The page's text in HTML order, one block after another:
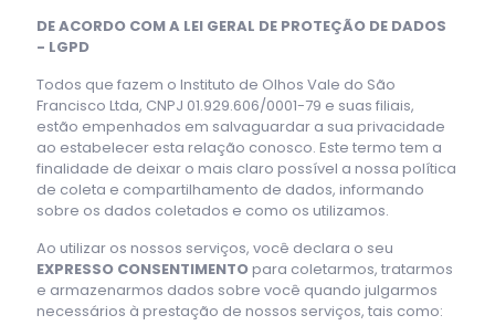
DE ACORDO COM A LEI GERAL DE PROTEÇÃO DE DADOS
- LGPD
Todos que fazem o Instituto de Olhos Vale do São
Francisco Ltda, CNPJ 01.929.606/0001-79 e suas filiais,
estão empenhados em salvaguardar a sua privacidade
ao estabelecer esta relação conosco. Este termo tem a
finalidade de deixar o mais claro possível a nossa política
de coleta e compartilhamento de dados, informando
sobre os dados coletados e como os utilizamos.
Ao utilizar os nossos serviços, você declara o seu
EXPRESSO CONSENTIMENTOpara coletarmos, tratarmos
e armazenarmos dados sobre você quando julgarmos
necessários à prestação de nossos serviços, tais como: